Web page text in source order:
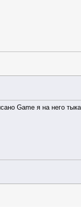
Game я на него